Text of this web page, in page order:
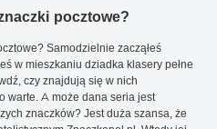
pocztowe?
Samodzielnie zacząłeś
w mieszkaniu dziadka klasery pełne
czy znajdują się w nich
warte. A może dana seria jest
znaczków? Jest duża szansa, że